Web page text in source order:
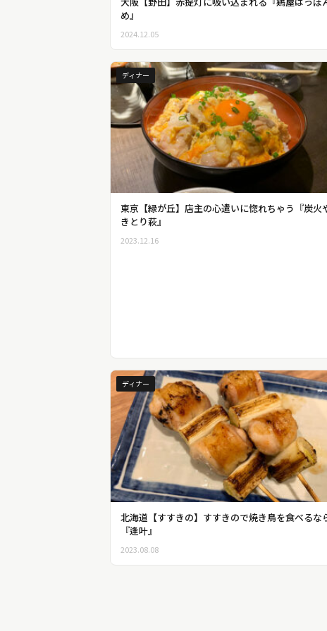
め』
2024.12.05
ディナー
東京【緑が丘】店主の心遣いに惚れちゃう『炭火
きとり萩』
2023.12.16
ディナー
北海道【すすきの】すすきので焼き鳥を食べるな
『逢叶』
2023.08.08